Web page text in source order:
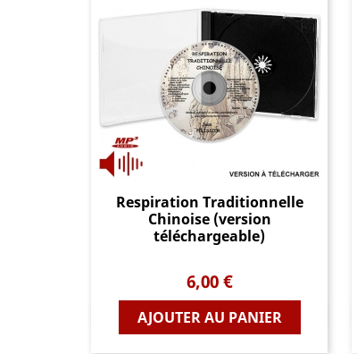
Respiration Traditionnelle
Chinoise (version
téléchargeable)
Prix
6,00 €
AJOUTER AU PANIER
Aperçu rapide